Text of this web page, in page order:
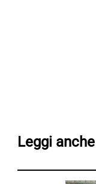
Leggi anche